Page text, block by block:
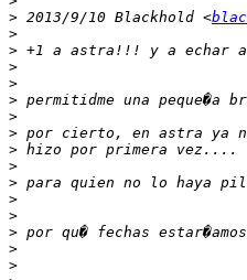
> 2013/9/10 Blackhold <
>
>
>
>
>
>
>
>
>
>
>
>
>
>
>